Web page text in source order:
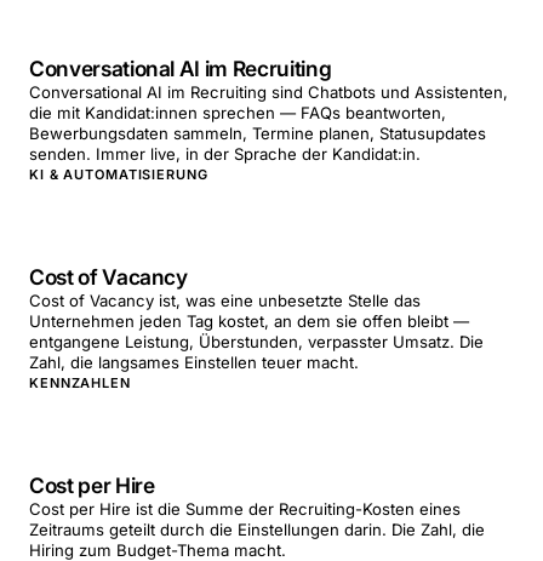
Conversational AI im Recruiting
Conversational AI im Recruiting sind Chatbots und Assistenten,
die mit Kandidat:innen sprechen — FAQs beantworten,
Bewerbungsdaten sammeln, Termine planen, Statusupdates
senden. Immer live, in der Sprache der Kandidat:in.
KI & AUTOMATISIERUNG
Cost of Vacancy
Cost of Vacancy ist, was eine unbesetzte Stelle das
Unternehmen jeden Tag kostet, an dem sie offen bleibt —
entgangene Leistung, Überstunden, verpasster Umsatz. Die
Zahl, die langsames Einstellen teuer macht.
KENNZAHLEN
Cost per Hire
Cost per Hire ist die Summe der Recruiting-Kosten eines
Zeitraums geteilt durch die Einstellungen darin. Die Zahl, die
Hiring zum Budget-Thema macht.